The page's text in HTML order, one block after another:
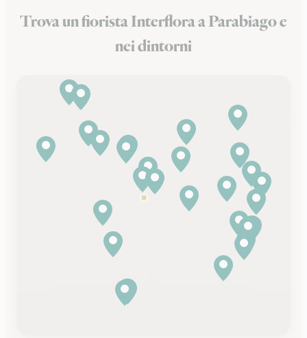
Trova un fiorista Interflora a Parabiago e
nei dintorni